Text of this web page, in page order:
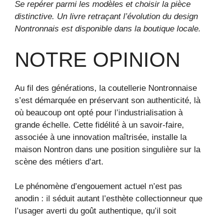
Se repérer parmi les modèles et choisir la pièce
distinctive. Un livre retraçant l’évolution du design
Nontronnais est disponible dans la boutique locale.
NOTRE OPINION
Au fil des générations, la coutellerie Nontronnaise
s’est démarquée en préservant son authenticité, là
où beaucoup ont opté pour l’industrialisation à
grande échelle. Cette fidélité à un savoir-faire,
associée à une innovation maîtrisée, installe la
maison Nontron dans une position singulière sur la
scène des métiers d’art.
Le phénomène d’engouement actuel n’est pas
anodin : il séduit autant l’esthète collectionneur que
l’usager averti du goût authentique, qu’il soit